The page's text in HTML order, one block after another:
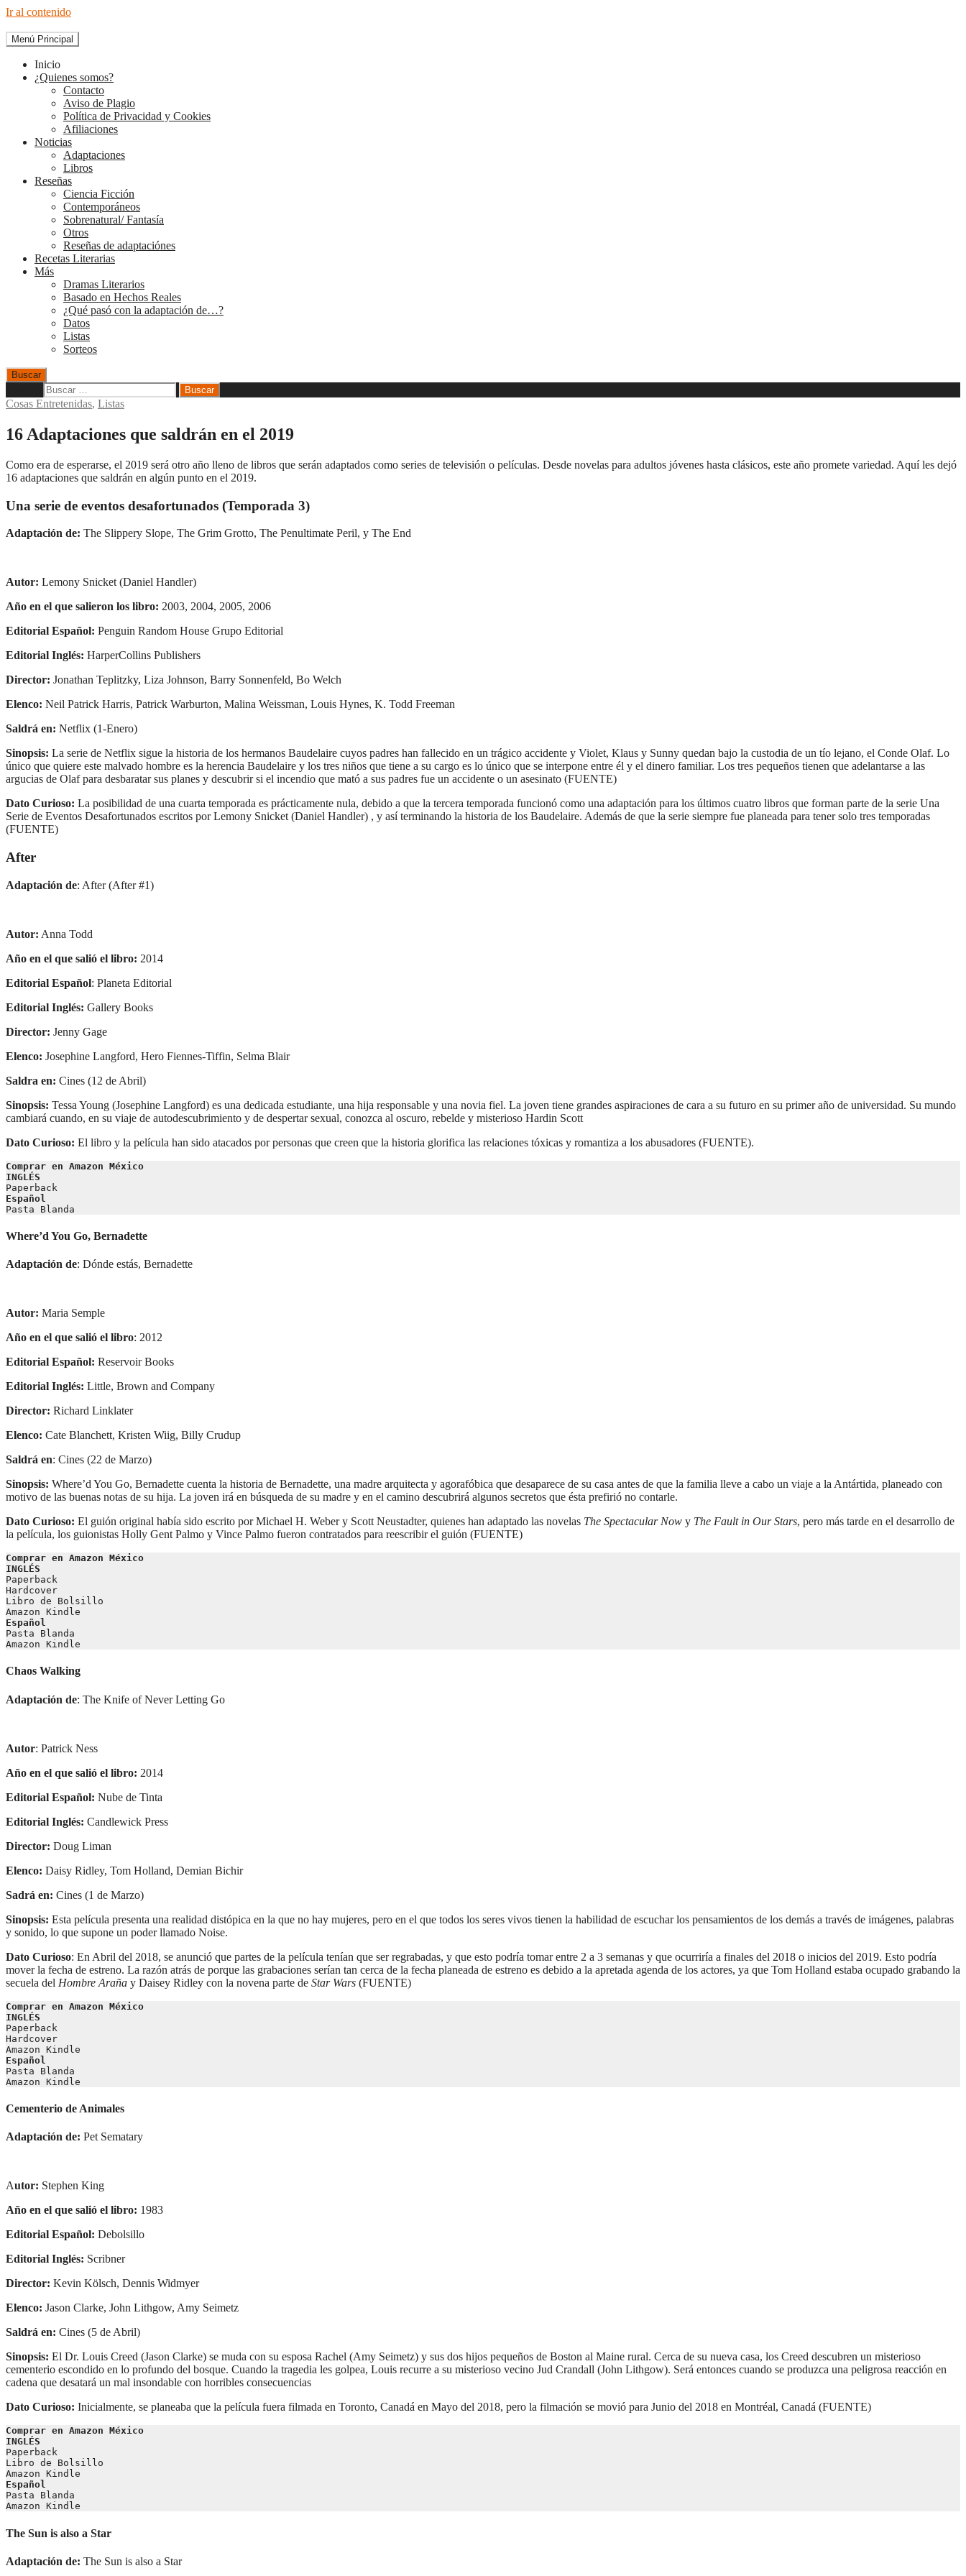
Ir al contenido
The Diary of Books
Menú Principal
Inicio
¿Quienes somos?
Contacto
Aviso de Plagio
Política de Privacidad y Cookies
Afiliaciones
Noticias
Adaptaciones
Libros
Reseñas
Ciencia Ficción
Contemporáneos
Sobrenatural/ Fantasía
Otros
Reseñas de adaptaciónes
Recetas Literarias
Más
Dramas Literarios
Basado en Hechos Reales
¿Qué pasó con la adaptación de…?
Datos
Listas
Sorteos
Buscar
Cosas Entretenidas, Listas
16 Adaptaciones que saldrán en el 2019
Como era de esperarse, el 2019 será otro año lleno de libros que serán adaptados como series de televisión o películas. Desde novelas para adultos jóvenes hasta clásicos, este año promete variedad. Aquí les dejó
16 adaptaciones que saldrán en algún punto en el 2019.
Una serie de eventos desafortunados (Temporada 3)
Adaptación de: The Slippery Slope, The Grim Grotto, The Penultimate Peril, y The End
Autor: Lemony Snicket (Daniel Handler)
Año en el que salieron los libro: 2003, 2004, 2005, 2006
Editorial Español: Penguin Random House Grupo Editorial
Editorial Inglés: HarperCollins Publishers
Director: Jonathan Teplitzky, Liza Johnson, Barry Sonnenfeld, Bo Welch
Elenco: Neil Patrick Harris, Patrick Warburton, Malina Weissman, Louis Hynes, K. Todd Freeman
Saldrá en: Netflix (1-Enero)
Sinopsis: La serie de Netflix sigue la historia de los hermanos Baudelaire cuyos padres han fallecido en un trágico accidente y Violet, Klaus y Sunny quedan bajo la custodia de un tío lejano, el Conde Olaf. Lo
único que quiere este malvado hombre es la herencia Baudelaire y los tres niños que tiene a su cargo es lo único que se interpone entre él y el dinero familiar. Los tres pequeños tienen que adelantarse a las
argucias de Olaf para desbaratar sus planes y descubrir si el incendio que mató a sus padres fue un accidente o un asesinato (FUENTE)
Dato Curioso: La posibilidad de una cuarta temporada es prácticamente nula, debido a que la tercera temporada funcionó como una adaptación para los últimos cuatro libros que forman parte de la serie Una
Serie de Eventos Desafortunados escritos por Lemony Snicket (Daniel Handler) , y así terminando la historia de los Baudelaire. Además de que la serie siempre fue planeada para tener solo tres temporadas
(FUENTE)
After
Adaptación de: After (After #1)
Autor: Anna Todd
Año en el que salió el libro: 2014
Editorial Español: Planeta Editorial
Editorial Inglés: Gallery Books
Director: Jenny Gage
Elenco: Josephine Langford, Hero Fiennes-Tiffin, Selma Blair
Saldra en: Cines (12 de Abril)
Sinopsis: Tessa Young (Josephine Langford) es una dedicada estudiante, una hija responsable y una novia fiel. La joven tiene grandes aspiraciones de cara a su futuro en su primer año de universidad. Su mundo
cambiará cuando, en su viaje de autodescubrimiento y de despertar sexual, conozca al oscuro, rebelde y misterioso Hardin Scott
Dato Curioso: El libro y la película han sido atacados por personas que creen que la historia glorifica las relaciones tóxicas y romantiza a los abusadores (FUENTE).
Comprar en Amazon México
INGLÉS
Paperback
Español
Pasta Blanda
Where’d You Go, Bernadette
Adaptación de: Dónde estás, Bernadette
Autor: Maria Semple
Año en el que salió el libro: 2012
Editorial Español: Reservoir Books
Editorial Inglés: Little, Brown and Company
Director: Richard Linklater
Elenco: Cate Blanchett, Kristen Wiig, Billy Crudup
Saldrá en: Cines (22 de Marzo)
Sinopsis: Where’d You Go, Bernadette cuenta la historia de Bernadette, una madre arquitecta y agorafóbica que desaparece de su casa antes de que la familia lleve a cabo un viaje a la Antártida, planeado con
motivo de las buenas notas de su hija. La joven irá en búsqueda de su madre y en el camino descubrirá algunos secretos que ésta prefirió no contarle.
Dato Curioso: El guión original había sido escrito por Michael H. Weber y Scott Neustadter, quienes han adaptado las novelas The Spectacular Now y The Fault in Our Stars, pero más tarde en el desarrollo de
la película, los guionistas Holly Gent Palmo y Vince Palmo fueron contratados para reescribir el guión (FUENTE)
Comprar en Amazon México
INGLÉS
Paperback
Hardcover
Libro de Bolsillo
Amazon Kindle
Español
Pasta Blanda
Amazon Kindle
Chaos Walking
Adaptación de: The Knife of Never Letting Go
Autor: Patrick Ness
Año en el que salió el libro: 2014
Editorial Español: Nube de Tinta
Editorial Inglés: Candlewick Press
Director: Doug Liman
Elenco: Daisy Ridley, Tom Holland, Demian Bichir
Sadrá en: Cines (1 de Marzo)
Sinopsis: Esta película presenta una realidad distópica en la que no hay mujeres, pero en el que todos los seres vivos tienen la habilidad de escuchar los pensamientos de los demás a través de imágenes, palabras
y sonido, lo que supone un poder llamado Noise.
Dato Curioso: En Abril del 2018, se anunció que partes de la película tenían que ser regrabadas, y que esto podría tomar entre 2 a 3 semanas y que ocurriría a finales del 2018 o inicios del 2019. Esto podría
mover la fecha de estreno. La razón atrás de porque las grabaciones serían tan cerca de la fecha planeada de estreno es debido a la apretada agenda de los actores, ya que Tom Holland estaba ocupado grabando la
secuela del Hombre Araña y Daisey Ridley con la novena parte de Star Wars (FUENTE)
Comprar en Amazon México
INGLÉS
Paperback
Hardcover
Amazon Kindle
Español
Pasta Blanda
Amazon Kindle
Cementerio de Animales
Adaptación de: Pet Sematary
Autor: Stephen King
Año en el que salió el libro: 1983
Editorial Español: Debolsillo
Editorial Inglés: Scribner
Director: Kevin Kölsch, Dennis Widmyer
Elenco: Jason Clarke, John Lithgow, Amy Seimetz
Saldrá en: Cines (5 de Abril)
Sinopsis: El Dr. Louis Creed (Jason Clarke) se muda con su esposa Rachel (Amy Seimetz) y sus dos hijos pequeños de Boston al Maine rural. Cerca de su nueva casa, los Creed descubren un misterioso
cementerio escondido en lo profundo del bosque. Cuando la tragedia les golpea, Louis recurre a su misterioso vecino Jud Crandall (John Lithgow). Será entonces cuando se produzca una peligrosa reacción en
cadena que desatará un mal insondable con horribles consecuencias
Dato Curioso: Inicialmente, se planeaba que la película fuera filmada en Toronto, Canadá en Mayo del 2018, pero la filmación se movió para Junio del 2018 en Montréal, Canadá (FUENTE)
Comprar en Amazon México
INGLÉS
Paperback
Libro de Bolsillo
Amazon Kindle
Español
Pasta Blanda
Amazon Kindle
The Sun is also a Star
Adaptación de: The Sun is also a Star